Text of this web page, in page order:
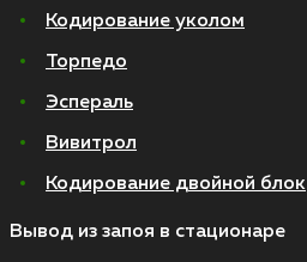
Кодирование уколом
Торпедо
Эспераль
Вивитрол
Кодирование двойной блок
Вывод из запоя в стационаре